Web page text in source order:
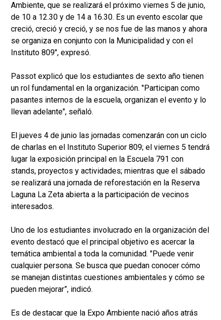
Ambiente, que se realizará el próximo viernes 5 de junio,
de 10 a 12.30 y de 14 a 16.30. Es un evento escolar que
creció, creció y creció, y se nos fue de las manos y ahora
se organiza en conjunto con la Municipalidad y con el
Instituto 809", expresó.
Passot explicó que los estudiantes de sexto año tienen
un rol fundamental en la organización. "Participan como
pasantes internos de la escuela, organizan el evento y lo
llevan adelante", señaló.
El jueves 4 de junio las jornadas comenzarán con un ciclo
de charlas en el Instituto Superior 809; el viernes 5 tendrá
lugar la exposición principal en la Escuela 791 con
stands, proyectos y actividades; mientras que el sábado
se realizará una jornada de reforestación en la Reserva
Laguna La Zeta abierta a la participación de vecinos
interesados.
Uno de los estudiantes involucrado en la organización del
evento destacó que el principal objetivo es acercar la
temática ambiental a toda la comunidad. "Puede venir
cualquier persona. Se busca que puedan conocer cómo
se manejan distintas cuestiones ambientales y cómo se
pueden mejorar”, indicó.
Es de destacar que la Expo Ambiente nació años atrás